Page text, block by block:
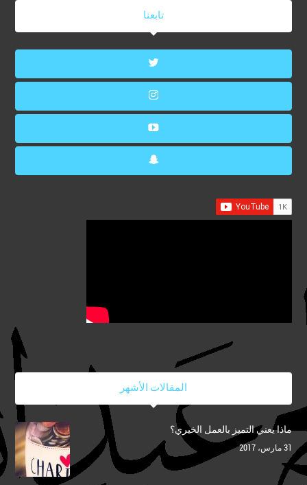
تابعنا
المقالات الأشهر
ماذا يعني التميز بالعمل الخيري؟
31 مارس، 2017